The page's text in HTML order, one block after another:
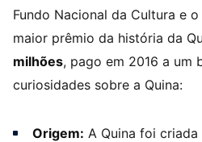
Fundo Nacional da Cultura e
maior prêmio da história da
milhões, pago em 2016 a um
curiosidades sobre a Quina:
Origem: A Quina foi